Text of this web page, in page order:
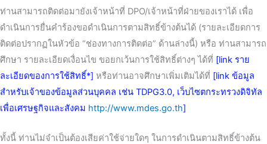
ท่านสามารถติดต่อมายังเจ้าหน้าที่ DPO/เจ้าหน้าที่ฝ่ายของเราได้ เพื่อ
ดำเนินการยื่นคำร้องขอดำเนินการตามสิทธิ์ข้างต้นได้ (รายละเอียดการ
ติดต่อปรากฏในหัวข้อ “ช่องทางการติดต่อ” ด้านล่างนี้) หรือ ท่านสามารถ
ศึกษา รายละเอียดเงื่อนไข ขอยกเว้นการใช้สิทธิ์ต่างๆ ได้ที่ [link ราย
ละเอียดของการใช้สิทธิ์*] หรือท่านอาจศึกษาเพิ่มเติมได้ที่ [link ข้อมูล
สำหรับเจ้าของข้อมูลส่วนบุคคล เช่น TDPG3.0, เว็บไซตกระทรวงดิจิทัล
เพื่อเศรษฐกิจและสังคม http://www.mdes.go.th]
ทั้งนี้ ท่านไม่จำเป็นต้องเสียค่าใช้จ่ายใดๆ ในการดำเนินตามสิทธิ์ข้างต้น